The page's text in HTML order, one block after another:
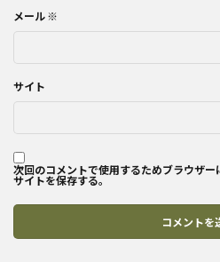
メール ※
サイト
次回のコメントで使用するためブラウザー
サイトを保存する。